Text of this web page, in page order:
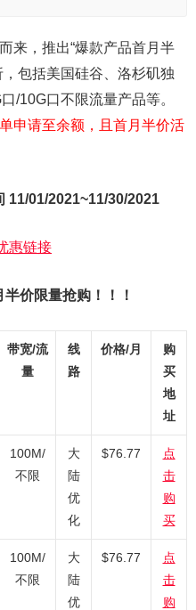
来，推出“爆款产品首月半
包括美国硅谷、洛杉矶独
/10G口不限流量产品等。
申请至余额，且首月半价活
11/01/2021~11/30/2021
惠链接
半价限量抢购！！！
带宽/流
量
线
路
价格/月
购
买
地
址
100M/
不限
大
陆
优
化
$76.77
点
击
购
买
100M/
不限
大
陆
优
$76.77
点
击
购